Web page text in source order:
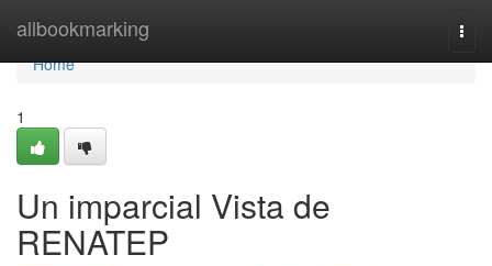
allbookmarking
Home
Home
1
Un imparcial Vista de
RENATEP